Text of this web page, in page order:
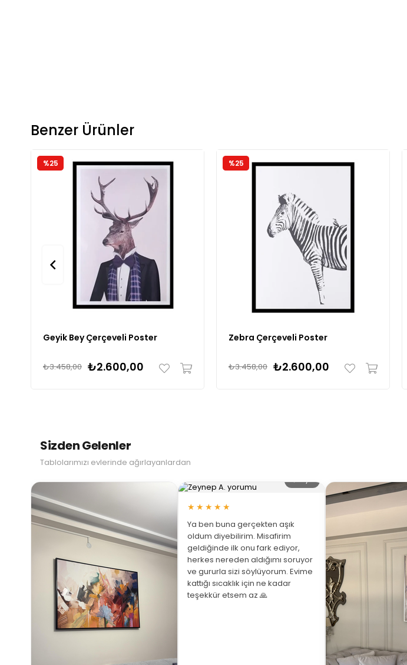
Benzer Ürünler
Geyik Bey Çerçeveli Poster
₺2.600,00
₺3.458,00
%25
Zebra Çerçeveli Poster
₺2.600,00
₺3.458,00
%25
Sizden Gelenler
Tablolarımızı evlerinde ağırlayanlardan
★★★★★
Ya ben buna gerçekten aşık
oldum diyebilirim. Misafirim
geldiğinde ilk onu fark ediyor,
herkes nereden aldığımı soruyor
ve gururla sizi söylüyorum. Evime
kattığı sıcaklık için ne kadar
teşekkür etsem az 🙏